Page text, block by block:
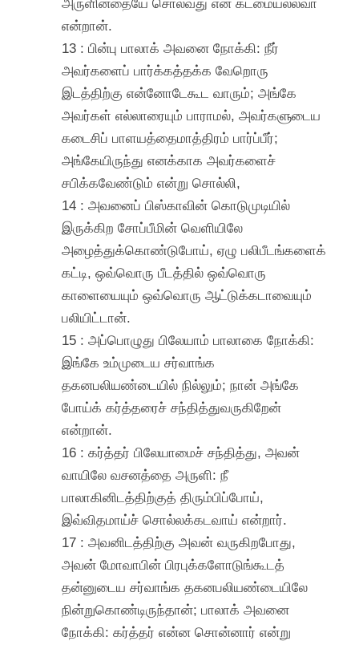
என்றான்.
13 : பின்பு பாலாக் அவனை நோக்கி: நீர்
அவர்களைப் பார்க்கத்தக்க வேறொரு
இடத்திற்கு என்னோடேகூட வாரும்; அங்கே
அவர்கள் எல்லாரையும் பாராமல், அவர்களுடைய
கடைசிப் பாளயத்தைமாத்திரம் பார்ப்பீர்;
அங்கேயிருந்து எனக்காக அவர்களைச்
சபிக்கவேண்டும் என்று சொல்லி,
14 : அவனைப் பிஸ்காவின் கொடுமுடியில்
இருக்கிற சோப்பீமின் வெளியிலே
அழைத்துக்கொண்டுபோய், ஏழு பலிபீடங்களைக்
கட்டி, ஒவ்வொரு பீடத்தில் ஒவ்வொரு
காளையையும் ஒவ்வொரு ஆட்டுக்கடாவையும்
பலியிட்டான்.
15 : அப்பொழுது பிலேயாம் பாலாகை நோக்கி:
இங்கே உம்முடைய சர்வாங்க
தகனபலியண்டையில் நில்லும்; நான் அங்கே
போய்க் கர்த்தரைச் சந்தித்துவருகிறேன்
என்றான்.
16 : கர்த்தர் பிலேயாமைச் சந்தித்து, அவன்
வாயிலே வசனத்தை அருளி: நீ
பாலாகினிடத்திற்குத் திரும்பிப்போய்,
இவ்விதமாய்ச் சொல்லக்கடவாய் என்றார்.
17 : அவனிடத்திற்கு அவன் வருகிறபோது,
அவன் மோவாபின் பிரபுக்களோடுங்கூடத்
தன்னுடைய சர்வாங்க தகனபலியண்டையிலே
நின்றுகொண்டிருந்தான்; பாலாக் அவனை
நோக்கி: கர்த்தர் என்ன சொன்னார் என்று